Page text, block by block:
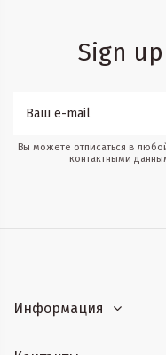
Sign
Вы можете отписаться в
контактными
Информация